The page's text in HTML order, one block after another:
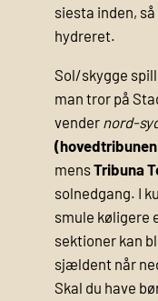
siesta inden,
hydreret.
Sol/skygge
man tror på
vender nord-
mensTribuna
solnedgang. I
smule køligere
sektioner kan
sjældent når
Skal du have